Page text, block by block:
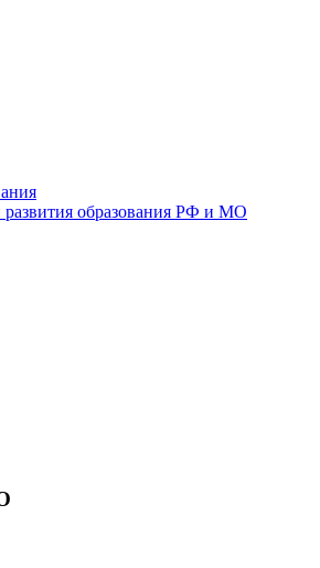
развития образования РФ и МО